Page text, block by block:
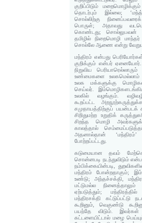
குறிப்பிடும்
தொடர்பும் இல்லை;
சொல்லிற்கு
பொருள்; அதாவது
கொண்டது; சொல்லுபவன்
தமிழில் நிறைமொழி
சொல்லே ஆணை என்று
மந்திரம் என்பது
குறிக்கும் என்பர்
நிறுவிய
உண்மைகளை உலகமெல்லாம்
உலக மக்களுக்கு
செய்வர்.
உலகில் வழங்கும்.
கூறப்பட்ட
சமுதாயத்திற்குப் பயன்படக்
சிறிதுமற்ற உறுதிக்
சிறந்த மொழி
காலத்தால்
அதனால்தான் ‘மந்திரம்’
போற்றப்பட்டது.
கடுமையான தவம்
சொன்னபடி நடந்துவிடும்
நம்பிக்கையின்படி,
மந்திரம் போன்றதாகும்;
உண்டு; அந்தச்சக்தி,
மட்டுமல்ல
ஏற்படுத்தும்;
மந்திரசக்தி கட்டுப்பட்டு
கூறினும், வெகுண்டு
பயந்தே விடும்.
கட்டளையிட்டால் மழை